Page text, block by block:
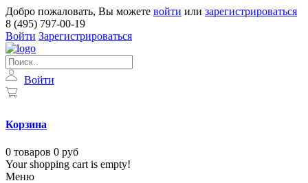
Добро пожаловать, Вы можете войти или зарегистрироваться
8 (495) 797-00-19
Войти Зарегистрироваться
Войти
Корзина
0 товаров 0 руб
Your shopping cart is empty!
Меню